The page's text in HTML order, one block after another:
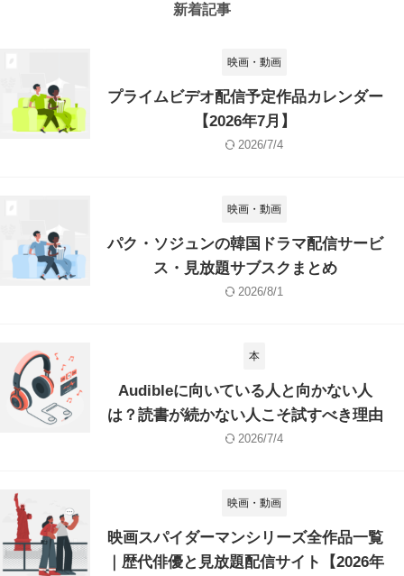
新着記事
映画・動画
プライムビデオ配信予定作品カレンダー
【2026年7月】
2026/7/4
映画・動画
パク・ソジュンの韓国ドラマ配信サービ
ス・見放題サブスクまとめ
2026/8/1
本
Audibleに向いている人と向かない人
は？読書が続かない人こそ試すべき理由
2026/7/4
映画・動画
映画スパイダーマンシリーズ全作品一覧
｜歴代俳優と見放題配信サイト【2026年